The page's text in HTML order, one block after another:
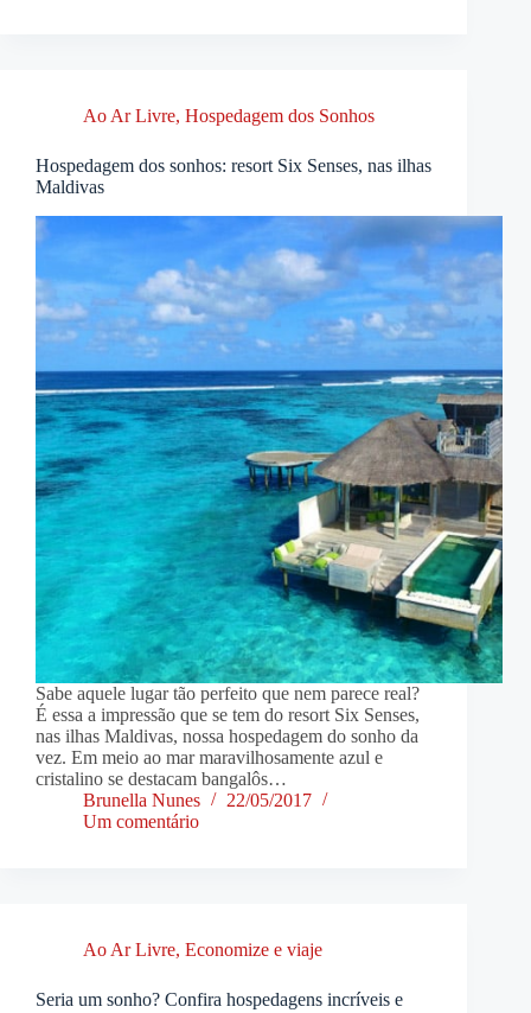
Ao Ar Livre, Hospedagem dos Sonhos
Hospedagem dos sonhos: resort Six Senses, nas ilhas
Maldivas
Sabe aquele lugar tão perfeito que nem parece real?
É essa a impressão que se tem do resort Six Senses,
nas ilhas Maldivas, nossa hospedagem do sonho da
vez. Em meio ao mar maravilhosamente azul e
cristalino se destacam bangalôs…
Brunella Nunes
22/05/2017
Um comentário
Ao Ar Livre, Economize e viaje
Seria um sonho? Confira hospedagens incríveis e